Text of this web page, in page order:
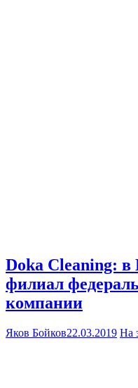
Doka Cleaning:
филиал
компании
Яков Бойков22.03.2019 На